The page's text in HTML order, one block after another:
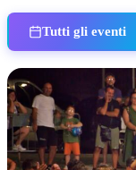
Tutti gli eventi